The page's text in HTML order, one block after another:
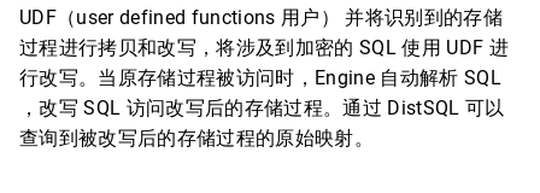
UDF（user defined functions 用户） 并将识别到的存储
过程进行拷贝和改写，将涉及到加密的 SQL 使用 UDF 进
行改写。当原存储过程被访问时，Engine 自动解析 SQL
，改写 SQL 访问改写后的存储过程。通过 DistSQL 可以
查询到被改写后的存储过程的原始映射。